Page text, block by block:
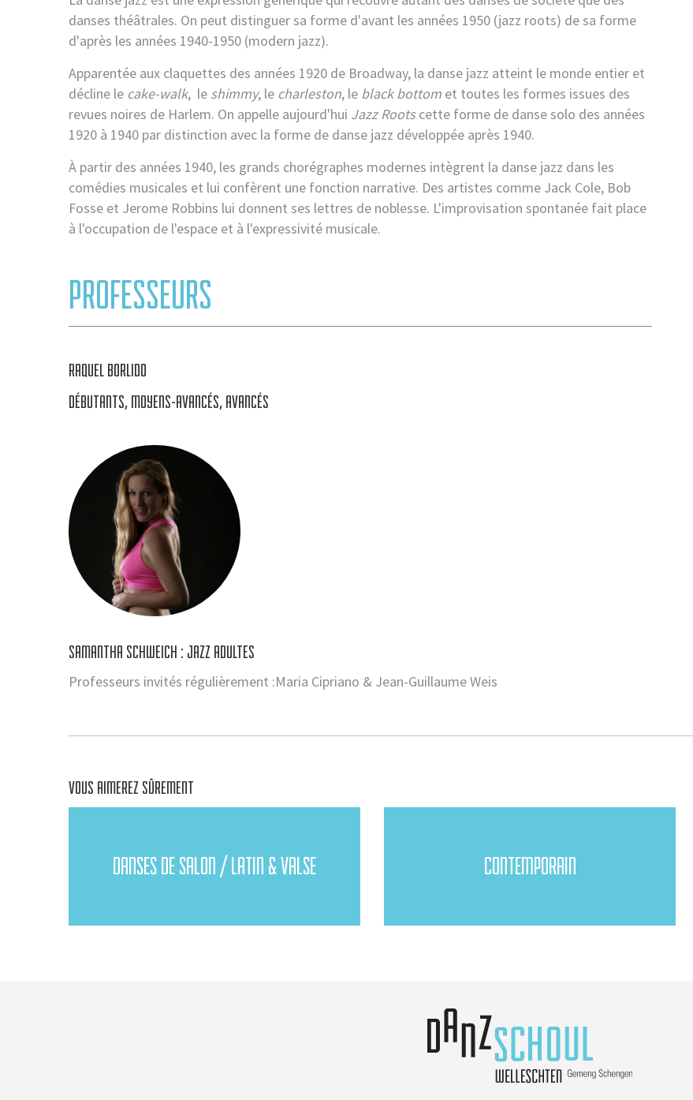
danses théâtrales. On peut distinguer sa forme d'avant les années 1950 (jazz roots) de sa forme
d'après les années 1940-1950 (modern jazz).
Apparentée aux claquettes des années 1920 de Broadway, la danse jazz atteint le monde entier et
décline le cake-walk, le shimmy, le charleston, le black bottom et toutes les formes issues des
revues noires de Harlem. On appelle aujourd'hui Jazz Rootscette forme de danse solo des années
1920 à 1940 par distinction avec la forme de danse jazz développée après 1940.
À partir des années 1940, les grands chorégraphes modernes intègrent la danse jazz dans les
comédies musicales et lui confèrent une fonction narrative. Des artistes comme Jack Cole, Bob
Fosse et Jerome Robbins lui donnent ses lettres de noblesse. L'improvisation spontanée fait place
à l'occupation de l'espace et à l'expressivité musicale.
PROFESSEURS
RAQUEL BORLIDO
DÉBUTANTS, MOYENS-AVANCÉS, AVANCÉS
SAMANTHA SCHWEICH : JAZZ ADULTES
Professeurs invités régulièrement :Maria Cipriano & Jean-Guillaume Weis
VOUS AIMEREZ SÛREMENT
DANSES DE SALON / LATIN & VALSE CONTEMPORAIN